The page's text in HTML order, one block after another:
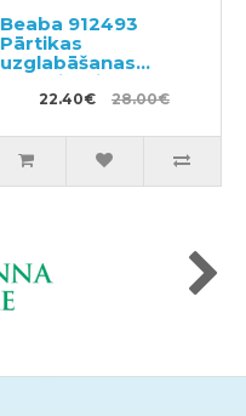
Beaba 912493
Pārtikas
uzglabāšanas
konteineris ar
nodalījumiem
22.40€ 28.00€